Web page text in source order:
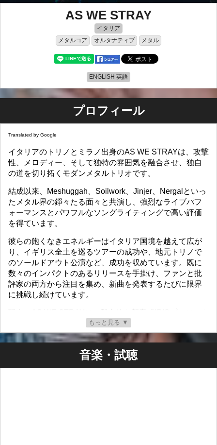
AS WE STRAY
イタリア
メタルコア
オルタナティブ メタル
ENGLISH 英語
プロフィール
Translated by Google
イタリアのトリノとミラノ出身のAS WE STRAYは、攻撃
性、メロディー、そして独特の雰囲気を融合させ、独自
の道を切り拓くモダンメタルトリオです。
結成以来、Meshuggah、Soilwork、Jinjer、Nergalといっ
たメタル界の錚々たる面々と共演し、強烈なライブパフ
ォーマンスとパワフルなソングライティングで高い評価
を得ています。
彼らの飽くなきエネルギーはイタリア国境を越えて広が
り、イギリス全土を巡るツアーの成功や、地元トリノで
のソールドアウト公演など、成功を収めています。既に
数々のインパクトのあるリリースを手掛け、ファンと批
評家の両方から注目を集め、新曲を発表するたびに限界
に挑戦し続けています。
ト」に取り組んでいます。 2026 年 2 月までの一連のリリ
ースを通じて展開される予定の『IRIS』は、バンドのサ
ウンドとビジョンの大胆な進化を示し、これまでで最も
没入感があり感情に訴える作品を届けることを約束しま
す。
もっと見る ▼
音楽・試聴